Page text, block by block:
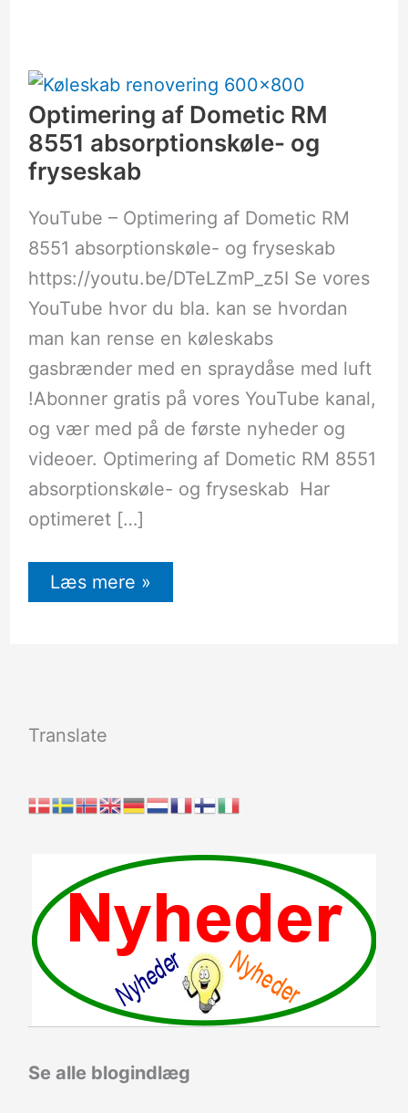
Optimering af Dometic RM
8551 absorptionskøle- og
fryseskab
YouTube – Optimering af Dometic RM
8551 absorptionskøle- og fryseskab
https://youtu.be/DTeLZmP_z5I Se vores
YouTube hvor du bla. kan se hvordan
man kan rense en køleskabs
gasbrænder med en spraydåse med luft
!Abonner gratis på vores YouTube kanal,
og vær med på de første nyheder og
videoer. Optimering af Dometic RM 8551
absorptionskøle- og fryseskab Har
optimeret […]
Dometic
RM
8551
absorptionskøle-
og
fryseskab
Læs mere »
Translate
Se alle blogindlæg